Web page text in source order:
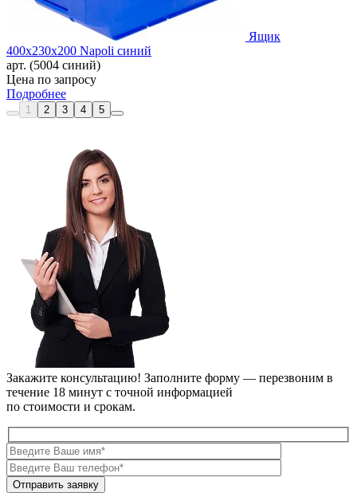
Ящик
400х230х200 Napoli синий
арт. (5004 синий)
Цена по запросу
Подробнее
1 2 3 4 5
Закажите консультацию! Заполните форму — перезвоним в
течение 18 минут с точной информацией
по стоимости и срокам.